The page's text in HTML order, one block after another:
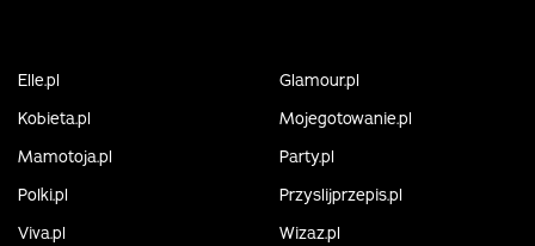
Elle.pl
Glamour.pl
Kobieta.pl
Mojegotowanie.pl
Mamotoja.pl
Party.pl
Polki.pl
Przyslijprzepis.pl
Viva.pl
Wizaz.pl